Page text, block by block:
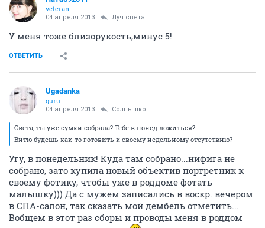
veteran
04 апреля 2013 Луч света
У меня тоже близорукость,минус 5!
ОТВЕТИТЬ
Ugadanka
guru
04 апреля 2013 Солнышко
Света, ты уже сумки собрала? Тебе в понед ложиться?
Витю будешь как-то готовить к своему недельному отсутствию?
Угу, в понедельник! Куда там собрано...нифига не
собрано, зато купила новый объектив портретник к
своему фотику, чтобы уже в роддоме фотать
малышку))) Да с мужем записались в воскр. вечером
в СПА-салон, так сказать мой дембель отметить...
Вобщем в этот раз сборы и проводы меня в роддом